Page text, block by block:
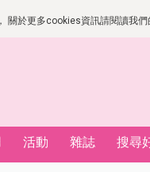
關於更多cookies資訊請閱讀我們
活動 雜誌 搜尋